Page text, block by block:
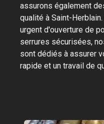
assurons également
qualité à Saint-
urgent d'ouverture de
serrures sécurisées,
sont dédiés à assurer
rapide et un travail de